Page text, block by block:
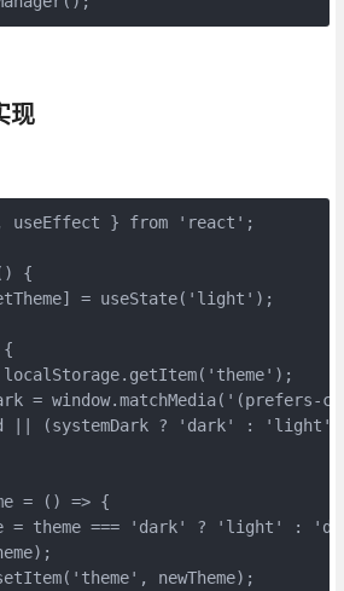
现
useEffect } from 'react';
{
= useState('light');
= window.matchMedia('(prefers-
|| (systemDark ? 'dark' :
= () => {
= theme === 'dark' ? 'light' :
newTheme);